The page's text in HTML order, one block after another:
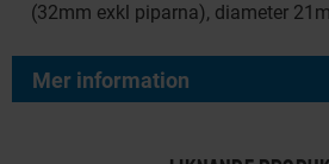
(32mm exkl piparna), diameter
Mer information